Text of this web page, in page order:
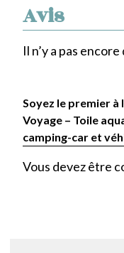
Avis
Il n’y a pas encore
Soyez le premier à
Voyage – Toile
camping-car et
Vous devez être